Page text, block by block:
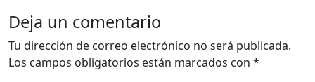
Deja un comentario
Tu dirección de correo electrónico no será publicada.
Los campos obligatorios están marcados con *